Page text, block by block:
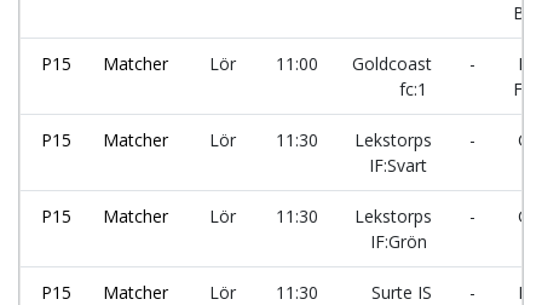
P15 Matcher Lör 11:00
Goldcoast
fc:1
-
P15 Matcher Lör 11:30
Lekstorps
IF:Svart
-
P15 Matcher Lör 11:30
Lekstorps
IF:Grön
-
P15 Matcher Lör 11:30
Surte IS
-